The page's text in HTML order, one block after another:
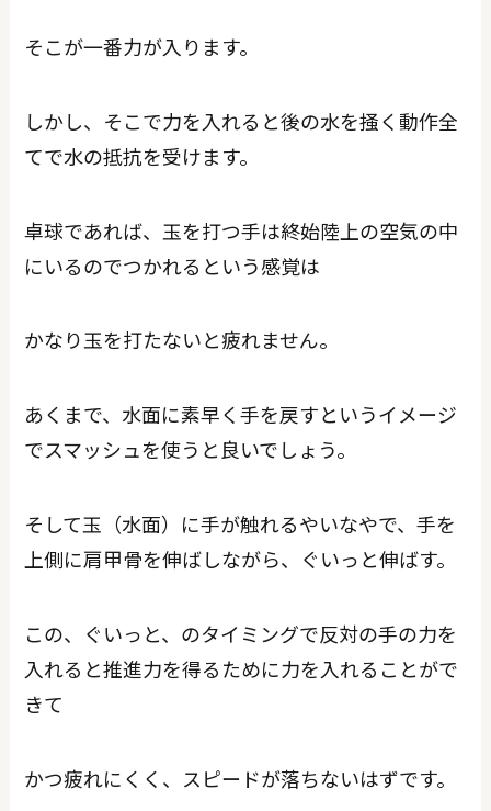
そこが一番力が入ります。
しかし、そこで力を入れると後の水を掻く動作全
てで水の抵抗を受けます。
卓球であれば、玉を打つ手は終始陸上の空気の中
にいるのでつかれるという感覚は
かなり玉を打たないと疲れません。
あくまで、水面に素早く手を戻すというイメージ
でスマッシュを使うと良いでしょう。
そして玉（水面）に手が触れるやいなやで、手を
上側に肩甲骨を伸ばしながら、ぐいっと伸ばす。
この、ぐいっと、のタイミングで反対の手の力を
入れると推進力を得るために力を入れることがで
きて
かつ疲れにくく、スピードが落ちないはずです。